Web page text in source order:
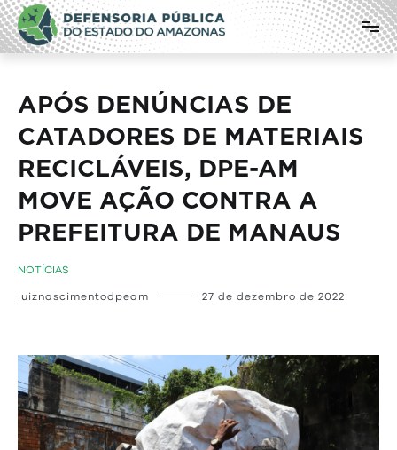
Pular
para
o
conteúdo
Defensoria Pública do Estado do
Amazonas
APÓS DENÚNCIAS DE
CATADORES DE MATERIAIS
RECICLÁVEIS, DPE-AM
MOVE AÇÃO CONTRA A
PREFEITURA DE MANAUS
NOTÍCIAS
luiznascimentodpeam 27 de dezembro de 2022